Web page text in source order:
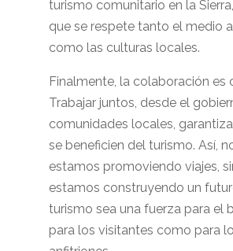
turismo comunitario en la
que se respete tanto el medio
como las culturas locales.
Finalmente, la colaboración es
Trabajar juntos, desde el
comunidades locales,
se beneficien del turismo. Así,
estamos promoviendo viajes,
estamos construyendo un
turismo sea una fuerza para el
para los visitantes como para